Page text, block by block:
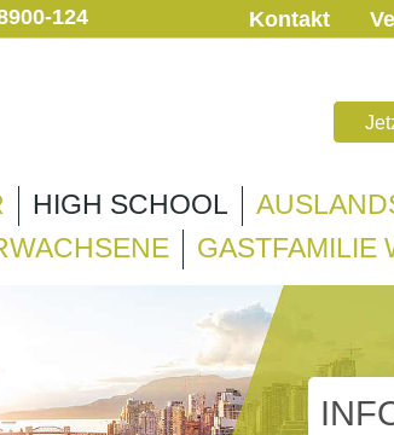
124 Kontakt
HIGH SCHOOL
GASTFAMILIE